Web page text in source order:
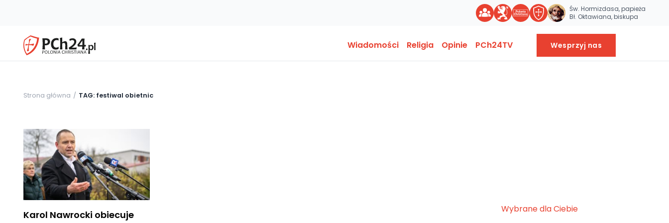
Św. Hormizdasa, papieża
Bł. Oktawiana, biskupa
Wiadomości Religia Opinie PCh24TV Wesprzyj nas
Strona główna TAG: festiwal obietnic
Karol Nawrocki obiecuje
Wybrane dla Ciebie